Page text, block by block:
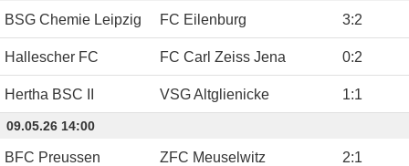
BSG Chemie Leipzig FC Eilenburg 3:2
Hallescher FC FC Carl Zeiss Jena 0:2
Hertha BSC II VSG Altglienicke 1:1
09.05.26 14:00
BFC Preussen ZFC Meuselwitz 2:1